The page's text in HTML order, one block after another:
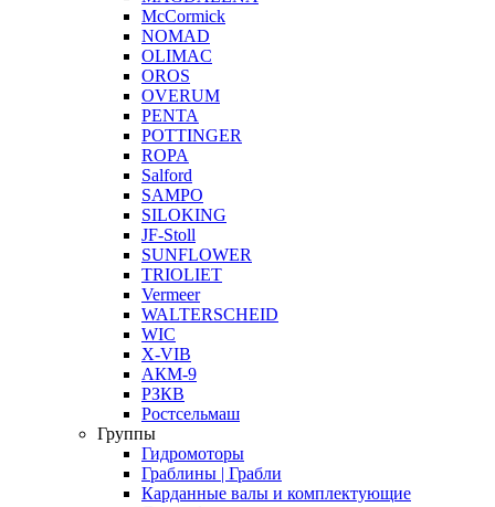
McCormick
NOMAD
OLIMAC
OROS
OVERUM
PENTA
POTTINGER
ROPA
Salford
SAMPO
SILOKING
JF-Stoll
SUNFLOWER
TRIOLIET
Vermeer
WALTERSCHEID
WIC
X-VIB
АКМ-9
РЗКВ
Ростсельмаш
Группы
Гидромоторы
Граблины | Грабли
Карданные валы и комплектующие